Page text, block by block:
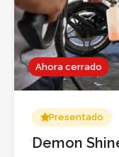
Ahora cerrado
Presentado
Demon